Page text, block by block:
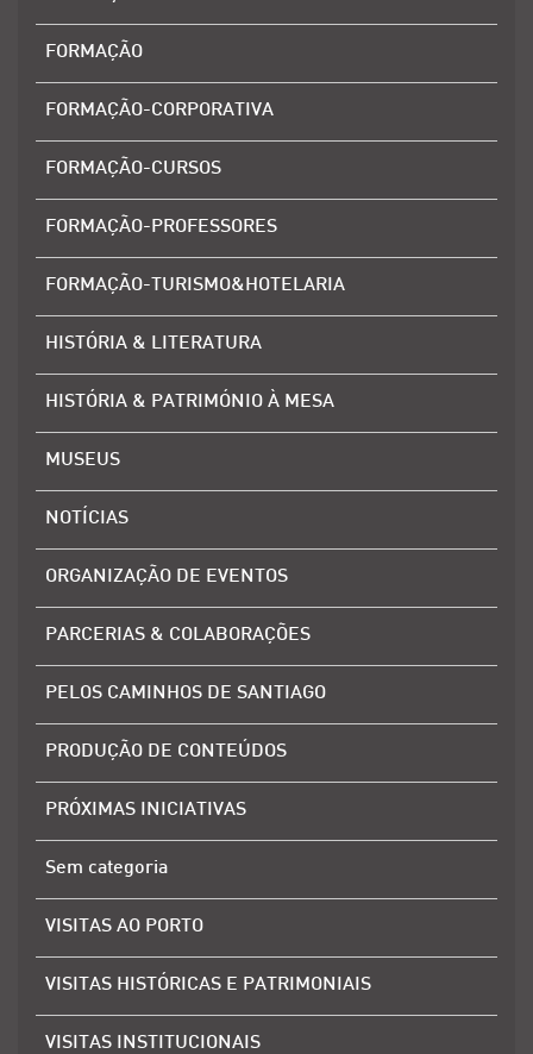
FORMAÇÃO
FORMAÇÃO-CORPORATIVA
FORMAÇÃO-CURSOS
FORMAÇÃO-PROFESSORES
FORMAÇÃO-TURISMO&HOTELARIA
HISTÓRIA & LITERATURA
HISTÓRIA & PATRIMÓNIO À MESA
MUSEUS
NOTÍCIAS
ORGANIZAÇÃO DE EVENTOS
PARCERIAS & COLABORAÇÕES
PELOS CAMINHOS DE SANTIAGO
PRODUÇÃO DE CONTEÚDOS
PRÓXIMAS INICIATIVAS
Sem categoria
VISITAS AO PORTO
VISITAS HISTÓRICAS E PATRIMONIAIS
VISITAS INSTITUCIONAIS